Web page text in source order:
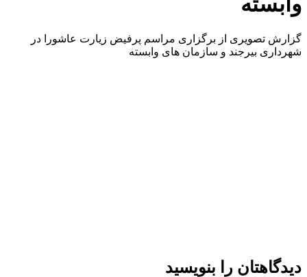
گزارش تصویری از برگزاری مراسم پرفیض زیارت عاشورا در
شهرداری بیرجند و سازمان های وابسته
دیدگاهتان را بنویسید